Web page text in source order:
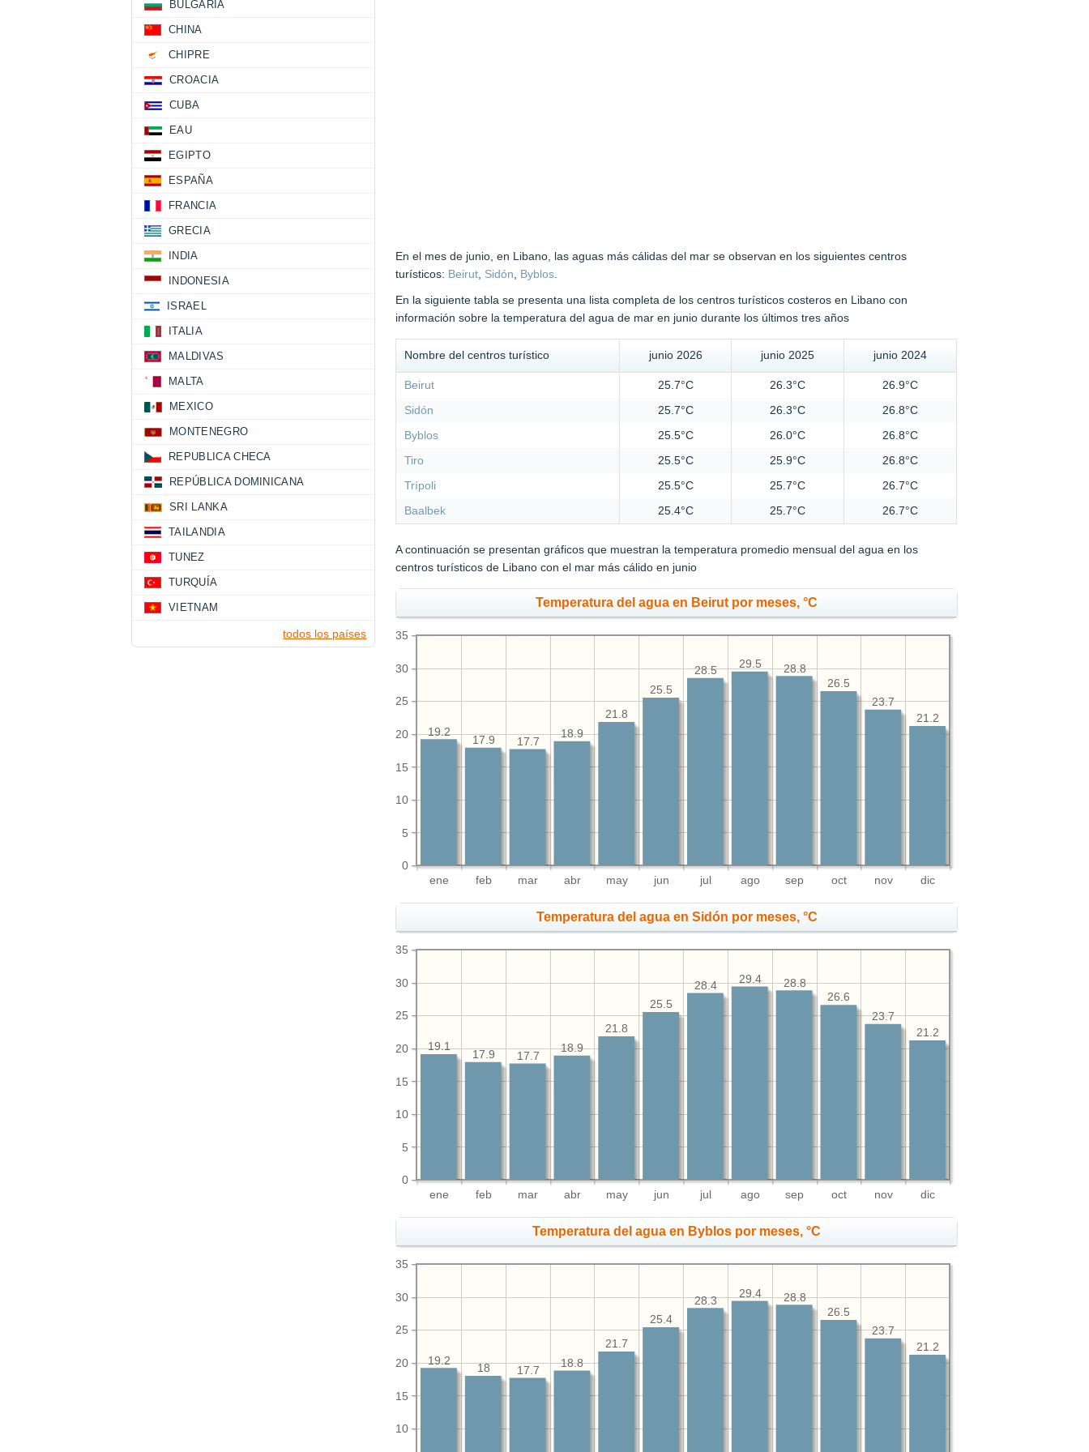
En el mes de junio, en Libano, las aguas más cálidas del mar se observan en los siguientes centros
turísticos: Beirut, Sidón, Byblos.
En la siguiente tabla se presenta una lista completa de los centros turísticos costeros en Libano con
información sobre la temperatura del agua de mar en junio durante los últimos tres años
Nombre del centros turístico junio 2026 junio 2025 junio 2024
Beirut 25.7°C 26.3°C
26.9°C
Sidón
25.7°C 26.3°C
26.8°C
Byblos
25.5°C 26.0°C
26.8°C
Tiro
25.5°C 25.9°C
26.8°C
Trípoli
25.5°C 25.7°C
26.7°C
Baalbek
25.4°C 25.7°C 26.7°C
A continuación se presentan gráficos que muestran la temperatura promedio mensual del agua en los
centros turísticos de Libano con el mar más cálido en junio
Temperatura del agua en Beirut por meses, °C
ene feb mar abr may jun jul ago sep oct nov dic
0
5
10
15
20
25
30
35
21.2
23.7
26.5
28.8
29.5
28.5
25.5
21.8
18.9
17.7
17.9
19.2
Temperatura del agua en Sidón por meses, °C
ene feb mar abr may jun jul ago sep oct nov dic
0
5
10
15
20
25
30
35
21.2
23.7
26.6
28.8
29.4
28.4
25.5
21.8
18.9
17.7
17.9
19.1
Temperatura del agua en Byblos por meses, °C
10
15
20
25
30
35
21.2
23.7
26.5
28.8
29.4
28.3
25.4
21.7
18.8
17.7
18
19.2
BULGARIA
CHINA
CHIPRE
CROACIA
CUBA
EAU
EGIPTO
ESPAÑA
FRANCIA
GRECIA
INDIA
INDONESIA
ISRAEL
ITALIA
MALDIVAS
MALTA
MEXICO
MONTENEGRO
REPUBLICA CHECA
REPÚBLICA DOMINICANA
SRI LANKA
TAILANDIA
TUNEZ
TURQUÍA
VIETNAM
todos los países